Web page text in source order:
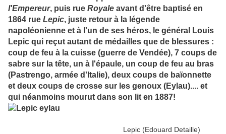
l'Empereur, puis rue Royale avant d'être baptisé en
1864 rue Lepic, juste retour à la légende
napoléonienne et à l'un de ses héros, le général Louis
Lepic qui reçut autant de médailles que de blessures :
coup de feu à la cuisse (guerre de Vendée), 7 coups de
sabre sur la tête, un à l'épaule, un coup de feu au bras
(Pastrengo, armée d'Italie), deux coups de baïonnette
et deux coups de crosse sur les genoux (Eylau).... et
qui néanmoins mourut dans son lit en 1887!
Lepic (Edouard Detaille)